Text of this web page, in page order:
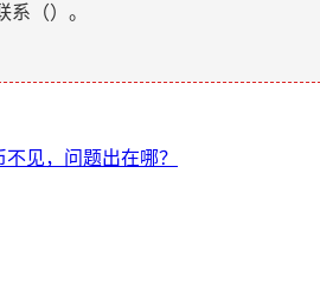
系（）。
见，问题出在哪？